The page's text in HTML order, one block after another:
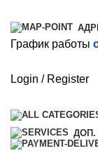
График работы
Login / Register
ДОП.